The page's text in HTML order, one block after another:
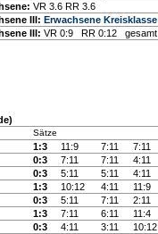
VR 3.6 RR 3.6
III: Erwachsene
III: VR 0:9 RR 0:12 gesamt
Sätze
1:3 11:9 7:11
7:11
0:3 7:11 7:11
4:11
0:3 5:11 5:11
4:11
1:3 10:12 4:11
11:9
0:3 5:11 7:11
2:11
1:3 7:11 6:11
11:4
0:3 4:11 3:11
10:12